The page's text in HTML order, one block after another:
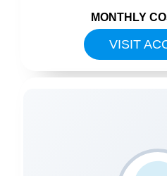
VISIT
MONTHLY